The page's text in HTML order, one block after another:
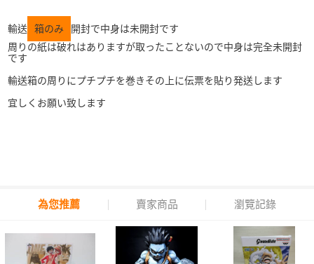
輸送 箱のみ
開封で中身は未開封です
周りの紙は破れはありますが取ったことないので中身は完全未開封
です
輸送箱の周りにプチプチを巻きその上に伝票を貼り発送します
宜しくお願い致します
為您推薦 賣家商品 瀏覽記錄